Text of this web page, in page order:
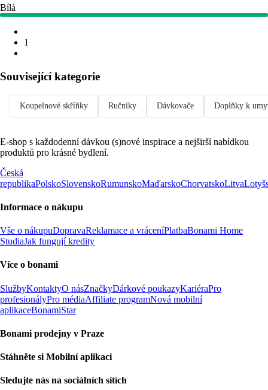
Bílá
1
Související kategorie
Koupelnové skříňky Ručníky Dávkovače Doplňky k
E-shop s každodenní dávkou (s)nové inspirace a nejširší nabídkou
produktů pro krásné bydlení.
Česká
republikaPolskoSlovenskoRumunskoMaďarskoChorvatskoLitva
Informace o nákupu
Vše o nákupuDopravaReklamace a vráceníPlatbaBonami Home
StudiaJak fungují kredity
Více o bonami
SlužbyKontaktyO násZnačkyDárkové poukazyKariéraPro
profesionályPro médiaAffiliate programNová mobilní
aplikaceBonamiStar
Bonami prodejny v Praze
Stáhněte si Mobilní aplikaci
Sledujte nás na sociálních sítích